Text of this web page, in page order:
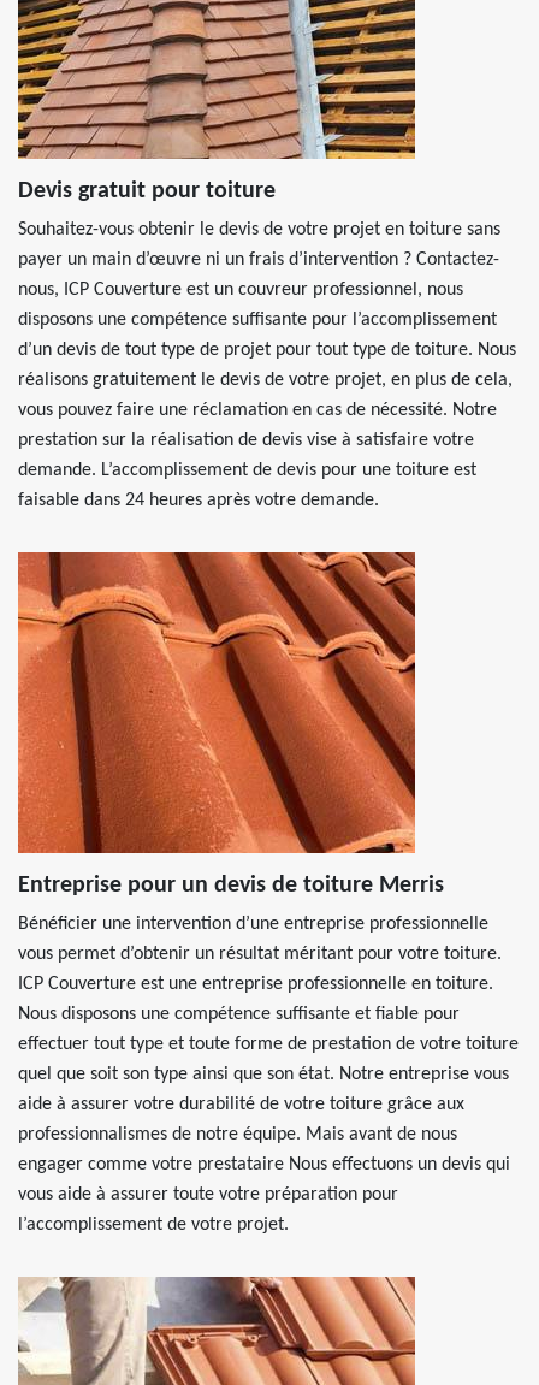
Devis gratuit pour toiture
Souhaitez-vous obtenir le devis de votre projet en toiture sans
payer un main d’œuvre ni un frais d’intervention ? Contactez-
nous, ICP Couverture est un couvreur professionnel, nous
disposons une compétence suffisante pour l’accomplissement
d’un devis de tout type de projet pour tout type de toiture. Nous
réalisons gratuitement le devis de votre projet, en plus de cela,
vous pouvez faire une réclamation en cas de nécessité. Notre
prestation sur la réalisation de devis vise à satisfaire votre
demande. L’accomplissement de devis pour une toiture est
faisable dans 24 heures après votre demande.
Entreprise pour un devis de toiture Merris
Bénéficier une intervention d’une entreprise professionnelle
vous permet d’obtenir un résultat méritant pour votre toiture.
ICP Couverture est une entreprise professionnelle en toiture.
Nous disposons une compétence suffisante et fiable pour
effectuer tout type et toute forme de prestation de votre toiture
quel que soit son type ainsi que son état. Notre entreprise vous
aide à assurer votre durabilité de votre toiture grâce aux
professionnalismes de notre équipe. Mais avant de nous
engager comme votre prestataire Nous effectuons un devis qui
vous aide à assurer toute votre préparation pour
l’accomplissement de votre projet.